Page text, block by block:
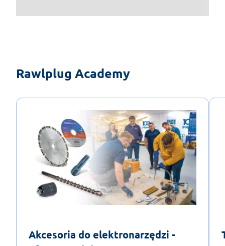
Rawlplug Academy
Akcesoria do elektronarzędzi -